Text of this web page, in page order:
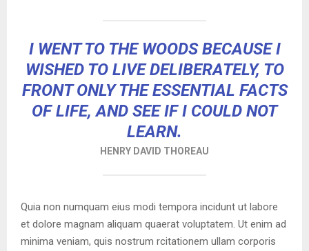
I WENT TO THE WOODS BECAUSE I
WISHED TO LIVE DELIBERATELY, TO
FRONT ONLY THE ESSENTIAL FACTS
OF LIFE, AND SEE IF I COULD NOT
LEARN.
HENRY DAVID THOREAU
Quia non numquam eius modi tempora incidunt ut labore
et dolore magnam aliquam quaerat voluptatem. Ut enim ad
minima veniam, quis nostrum rcitationem ullam corporis